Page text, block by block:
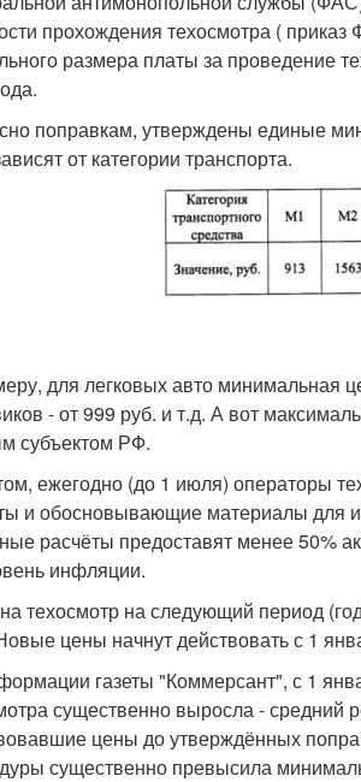
прохождения техосмотра (
размера платы за проведение
поправкам, утверждены единые
от категории транспорта.
для легковых авто минимальная
- от 999 руб. и т.д. А вот
субъектом РФ.
ежегодно (до 1 июля) операторы
и обосновывающие материалы для
расчёты предоставят менее 50%
инфляции.
техосмотр на следующий период
цены начнут действовать с 1
газеты "Коммерсант", с 1
существенно выросла - средний
цены до утверждённых
существенно превысила